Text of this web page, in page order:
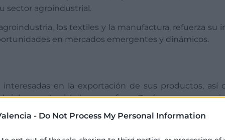
- Do Not Process My Personal Information
sector agroindustrial.
los textiles y la manufactura, refuerza su
en mercados emergentes y dinámicos.
en la exportación de sus productos, así
las oportunidades que ofrece Perú para sus